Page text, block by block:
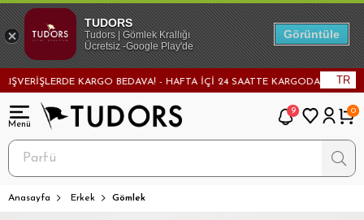
KARGO BEDAVA! - HAFTA İÇİ 24 SAATTE KARGODA! - TR
9 0
Anasayfa Erkek Gömlek
TUDORS
Tudors | Gömlek Krallığı
Ücretsiz -Google Play'de
Görüntüle